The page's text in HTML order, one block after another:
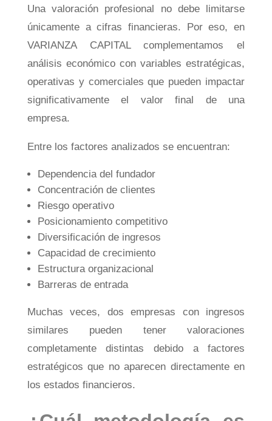
Una valoración profesional no debe limitarse
únicamente a cifras financieras. Por eso, en
VARIANZA CAPITAL complementamos el
análisis económico con variables estratégicas,
operativas y comerciales que pueden impactar
significativamente el valor final de una
empresa.
Entre los factores analizados se encuentran:
Dependencia del fundador
Concentración de clientes
Riesgo operativo
Posicionamiento competitivo
Diversificación de ingresos
Capacidad de crecimiento
Estructura organizacional
Barreras de entrada
Muchas veces, dos empresas con ingresos
similares pueden tener valoraciones
completamente distintas debido a factores
estratégicos que no aparecen directamente en
los estados financieros.